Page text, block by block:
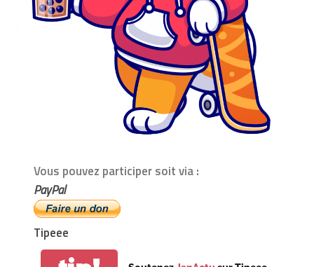
Vous pouvez participer soit via :
PayPal
Tipeee